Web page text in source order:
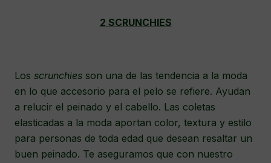
2 SCRUNCHIES
Los scrunchies son una de las tendencia a la moda
en lo que accesorio para el pelo se refiere. Ayudan
a relucir el peinado y el cabello. Las coletas
elasticadas a la moda aportan color, textura y estilo
para personas de toda edad que desean resaltar un
buen peinado. Te aseguramos que con nuestro